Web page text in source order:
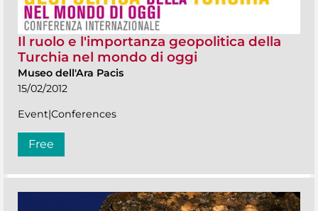
Il ruolo e l'importanza geopolitica della
Turchia nel mondo di oggi
Museo dell'Ara Pacis
15/02/2012
Event|Conferences
Free